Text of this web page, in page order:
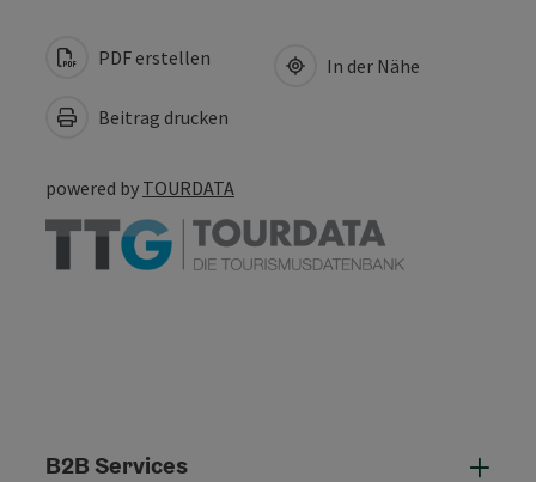
PDF erstellen
Beitrag drucken
In der Nähe
powered by TOURDATA
B2B Services